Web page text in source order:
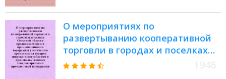
практической конференции, г.
Новосибирск, 17 октября 2013 г
О мероприятиях по
развертыванию кооперативной
торговли в городах и поселках
Одесской области